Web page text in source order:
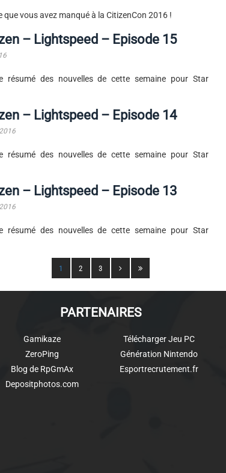
que vous avez manqué à la CitizenCon 2016 !
– Lightspeed – Episode 15
résumé des nouvelles de cette semaine pour Star
– Lightspeed – Episode 14
résumé des nouvelles de cette semaine pour Star
– Lightspeed – Episode 13
résumé des nouvelles de cette semaine pour Star
1 2 3
PARTENAIRES
Gamikaze
ZeroPing
Blog de RpGmAx
Depositphotos.com
Télécharger Jeu PC
Génération Nintendo
Esportrecrutement.fr